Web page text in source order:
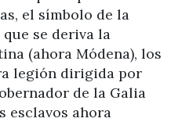
el símbolo de la
se deriva la
(ahora Módena), los
legión dirigida por
de la Galia
esclavos ahora